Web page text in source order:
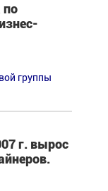
по
группы
г. вырос